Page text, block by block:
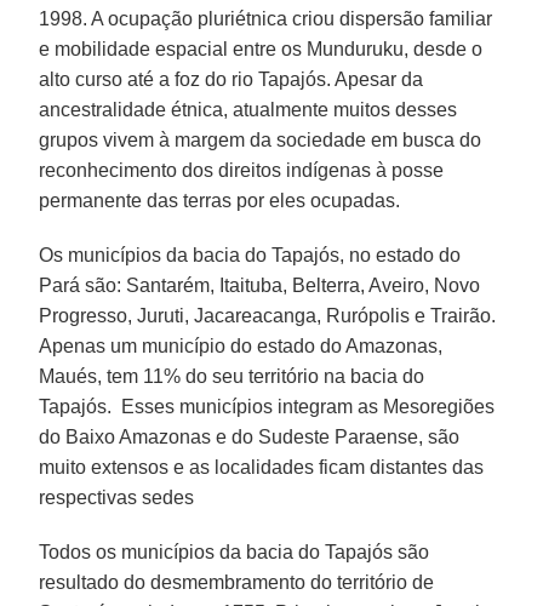
1998. A ocupação pluriétnica criou dispersão familiar
e mobilidade espacial entre os Munduruku, desde o
alto curso até a foz do rio Tapajós. Apesar da
ancestralidade étnica, atualmente muitos desses
grupos vivem à margem da sociedade em busca do
reconhecimento dos direitos indígenas à posse
permanente das terras por eles ocupadas.
Os municípios da bacia do Tapajós, no estado do
Pará são: Santarém, Itaituba, Belterra, Aveiro, Novo
Progresso, Juruti, Jacareacanga, Rurópolis e Trairão.
Apenas um município do estado do Amazonas,
Maués, tem 11% do seu território na bacia do
Tapajós. Esses municípios integram as Mesoregiões
do Baixo Amazonas e do Sudeste Paraense, são
muito extensos e as localidades ficam distantes das
respectivas sedes
Todos os municípios da bacia do Tapajós são
resultado do desmembramento do território de